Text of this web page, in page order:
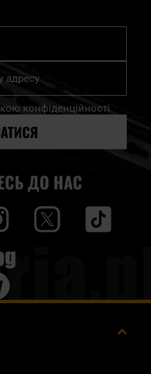
конфіденційності
ДО НАС